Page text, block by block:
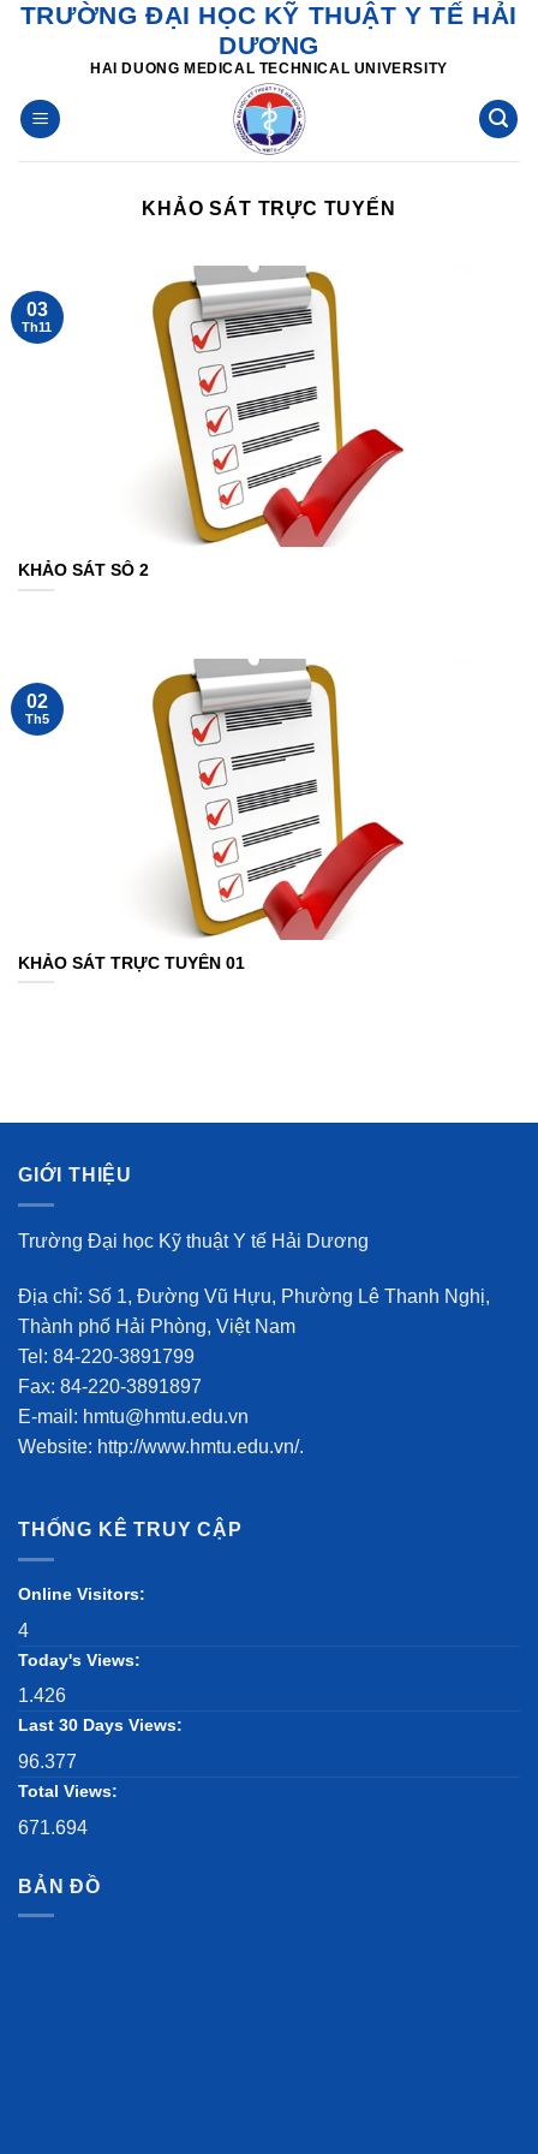
SkipTRƯỜNG ĐẠI HỌC KỸ THUẬT Y TẾ HẢI
DƯƠNG
HAI DUONG MEDICAL TECHNICAL UNIVERSITY
KHẢO SÁT TRỰC TUYẾN
KHẢO SÁT SỐ 2
03
Th11
KHẢO SÁT TRỰC TUYẾN 01
02
Th5
GIỚI THIỆU
Trường Đại học Kỹ thuật Y tế Hải Dương
Địa chỉ: Số 1, Đường Vũ Hựu, Phường Lê Thanh Nghị,
Thành phố Hải Phòng, Việt Nam
Tel: 84-220-3891799
Fax: 84-220-3891897
E-mail: hmtu@hmtu.edu.vn
Website: http://www.hmtu.edu.vn/.
THỐNG KÊ TRUY CẬP
Online Visitors:
4
Today's Views:
1.426
Last 30 Days Views:
96.377
Total Views:
671.694
BẢN ĐỒ